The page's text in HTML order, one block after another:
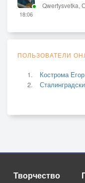
18:06
Qwertysvetka,
ПОЛЬЗОВАТЕЛИ
Кострома Егор
Творчество